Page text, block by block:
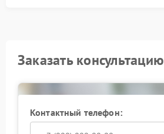
Заказать консультацию
Контактный телефон: